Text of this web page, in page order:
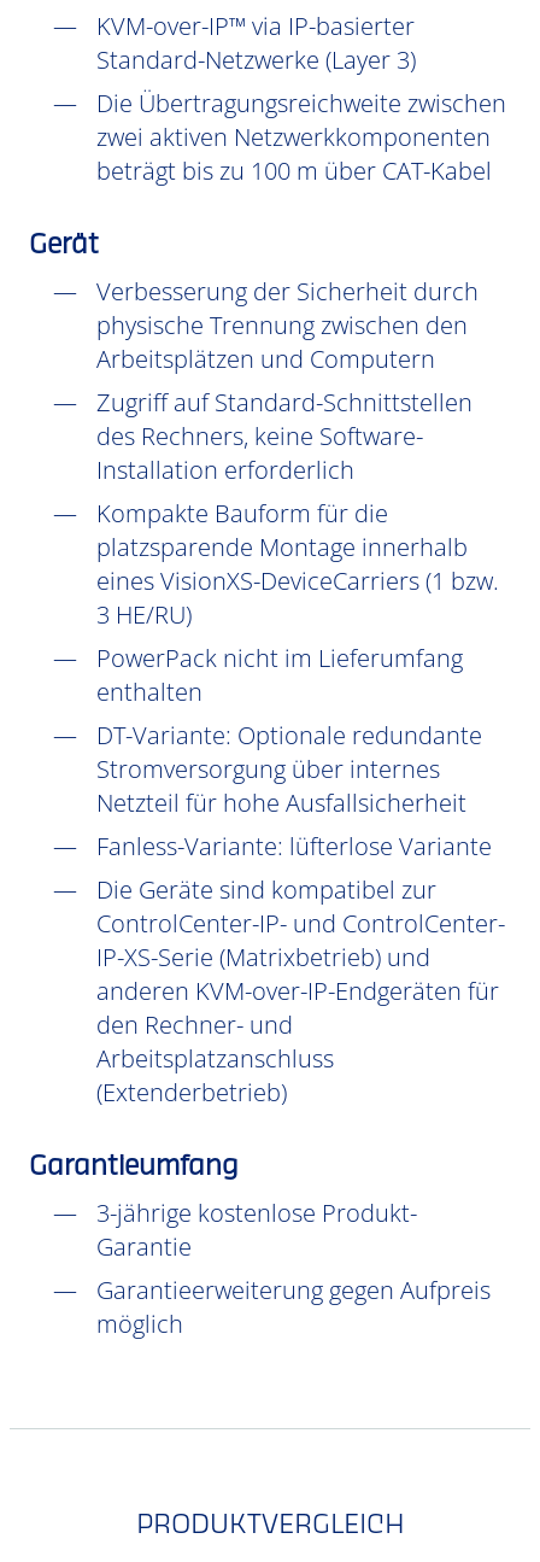
KVM-over-IP™ via IP-basierter
Standard-Netzwerke (Layer 3)
Die Übertragungsreichweite zwischen
zwei aktiven Netzwerkkomponenten
beträgt bis zu 100 m über CAT-Kabel
Gerät
Verbesserung der Sicherheit durch
physische Trennung zwischen den
Arbeitsplätzen und Computern
Zugriff auf Standard-Schnittstellen
des Rechners, keine Software-
Installation erforderlich
Kompakte Bauform für die
platzsparende Montage innerhalb
eines VisionXS-DeviceCarriers (1 bzw.
3 HE/RU)
PowerPack nicht im Lieferumfang
enthalten
DT-Variante: Optionale redundante
Stromversorgung über internes
Netzteil für hohe Ausfallsicherheit
Fanless-Variante: lüfterlose Variante
Die Geräte sind kompatibel zur
ControlCenter-IP- und ControlCenter-
IP-XS-Serie (Matrixbetrieb) und
anderen KVM-over-IP-Endgeräten für
den Rechner- und
Arbeitsplatzanschluss
(Extenderbetrieb)
Garantieumfang
3-jährige kostenlose Produkt-
Garantie
Garantieerweiterung gegen Aufpreis
möglich
PRODUKTVERGLEICH